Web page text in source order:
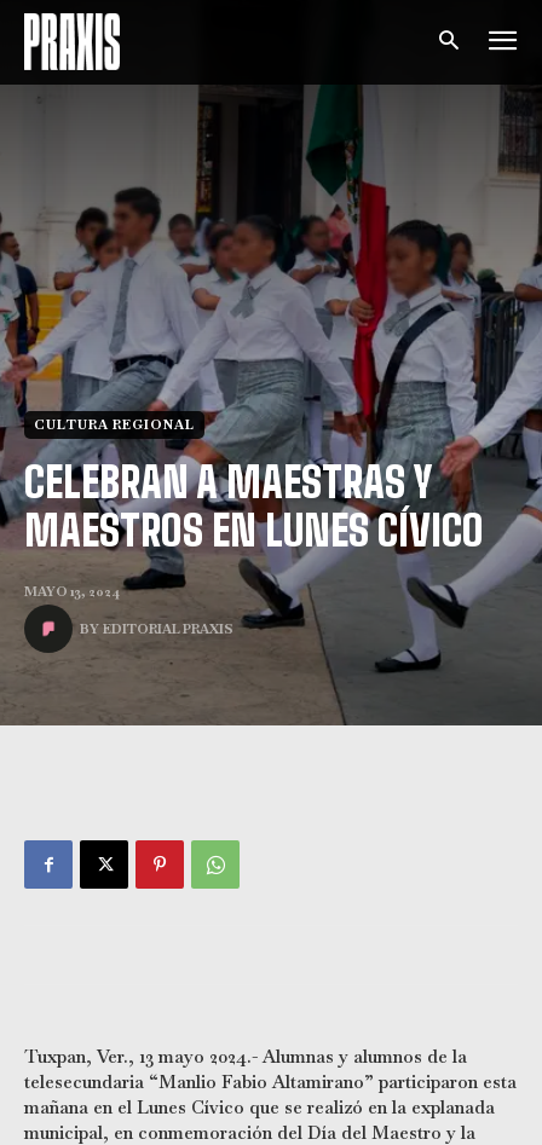
CULTURA REGIONAL
CELEBRAN A MAESTRAS Y
MAESTROS EN LUNES CÍVICO
MAYO 13, 2024
BY EDITORIAL PRAXIS
Tuxpan, Ver., 13 mayo 2024.- Alumnas y alumnos de la
telesecundaria “Manlio Fabio Altamirano” participaron esta
mañana en el Lunes Cívico que se realizó en la explanada
municipal, en conmemoración del Día del Maestro y la